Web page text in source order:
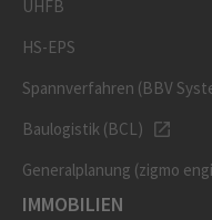
UHFB
HS-EPS
Spannverfahren (BBV
Baulogistik (BCL)
Generalplanung (zigmo
IMMOBILIEN